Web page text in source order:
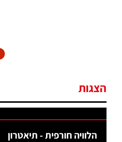
הצגות
הלוויה חורפית - תיאטרון